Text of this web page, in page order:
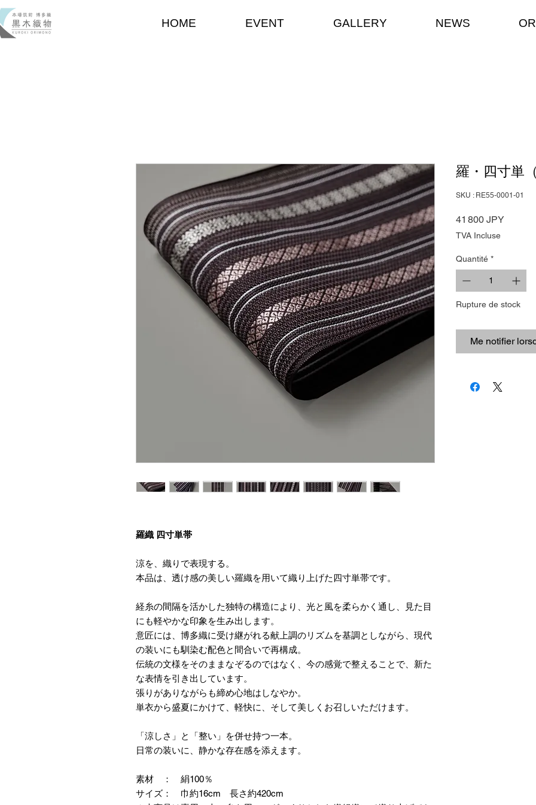
HOME EVENT GALLERY NEWS
羅織 四寸単帯
涼を、織りで表現する。
本品は、透け感の美しい羅織を用いて織り上げた四寸単帯です。
経糸の間隔を活かした独特の構造により、光と風を柔らかく通し、見た目
にも軽やかな印象を生み出します。
意匠には、博多織に受け継がれる献上調のリズムを基調としながら、現代
の装いにも馴染む配色と間合いで再構成。
伝統の文様をそのままなぞるのではなく、今の感覚で整えることで、新た
な表情を引き出しています。
張りがありながらも締め心地はしなやか。
単衣から盛夏にかけて、軽快に、そして美しくお召しいただけます。
「涼しさ」と「整い」を併せ持つ一本。
日常の装いに、静かな存在感を添えます。
素材 ： 絹100％
サイズ： 巾約16cm 長さ約420cm
羅・四寸単
SKU : RE55-0001-01
41 800 JPYPrix
TVA Incluse
Quantité *
Rupture de stock
Me notifier